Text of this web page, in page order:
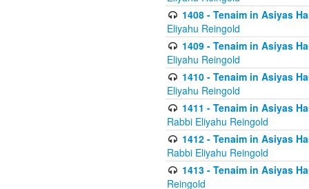
1408 - Tenaim in Asiyas
Eliyahu Reingold
1409 - Tenaim in Asiyas
Eliyahu Reingold
1410 - Tenaim in Asiyas
Eliyahu Reingold
1411 - Tenaim in Asiyas
Rabbi Eliyahu Reingold
1412 - Tenaim in Asiyas
Rabbi Eliyahu Reingold
1413 - Tenaim in Asiyas
Reingold